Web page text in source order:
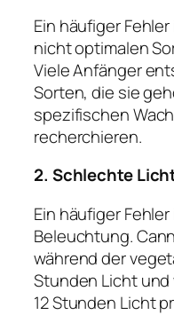
Ein häufiger
nicht optimalen
Viele Anfänger
Sorten, die sie
spezifischen
recherchieren.
2. Schlechte
Ein häufiger
Beleuchtung.
während der
Stunden Licht
12 Stunden Licht